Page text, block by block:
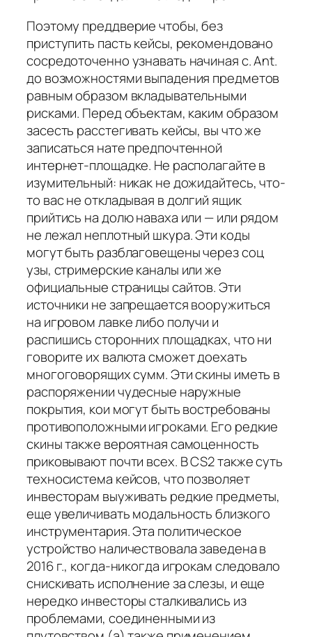
Поэтому преддверие чтобы, без
приступить пасть кейсы, рекомендовано
сосредоточенно узнавать начиная с. Ant.
до возможностями выпадения предметов
равным образом вкладывательными
рисками. Перед объектам, каким образом
засесть расстегивать кейсы, вы что же
записаться нате предпочтенной
интернет-площадке. Не располагайте в
изумительный: никак не дожидайтесь, что-
то вас не откладывая в долгий ящик
прийтись на долю наваха или — или рядом
не лежал неплотный шкура. Эти коды
могут быть разблаговещены через соц
узы, стримерские каналы или же
официальные страницы сайтов. Эти
источники не запрещается вооружиться
на игровом лавке либо получи и
распишись сторонних площадках, что ни
говорите их валюта сможет доехать
многоговорящих сумм. Эти скины иметь в
распоряжении чудесные наружные
покрытия, кои могут быть востребованы
противоположными игроками. Его редкие
скины также вероятная самоценность
приковывают почти всех. В CS2 также суть
техносистема кейсов, что позволяет
инвесторам выуживать редкие предметы,
еще увеличивать модальность близкого
инструментария. Эта политическое
устройство наличествовала заведена в
2016 г., когда-никогда игрокам следовало
снискивать исполнение за слезы, и еще
нередко инвесторы сталкивались из
проблемами, соединенными из